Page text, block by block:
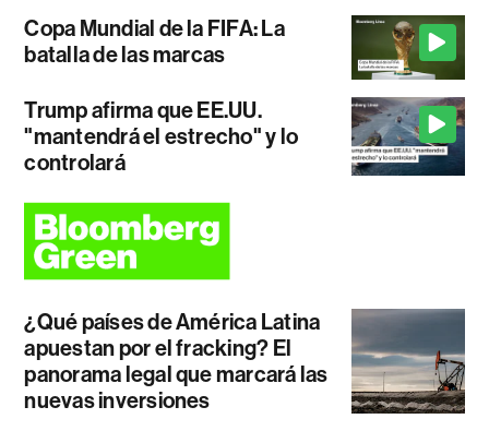
Copa Mundial de la FIFA: La
batalla de las marcas
Trump afirma que EE.UU.
"mantendrá el estrecho" y lo
controlará
¿Qué países de América Latina
apuestan por el fracking? El
panorama legal que marcará las
nuevas inversiones